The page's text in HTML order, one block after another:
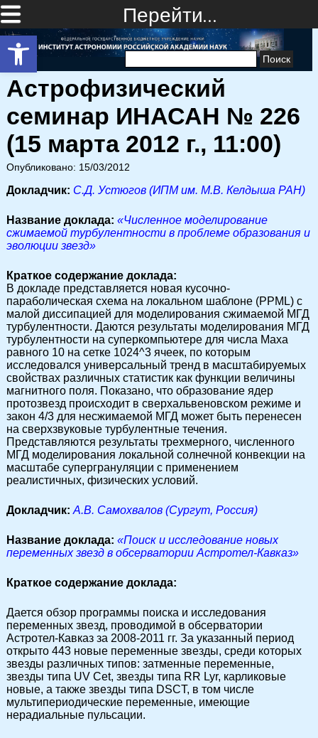
Открыть панель инструментов
Перейти…
Найти:
Астрофизический
семинар ИНАСАН № 226
(15 марта 2012 г., 11:00)
Опубликовано: 15/03/2012
Докладчик: С.Д. Устюгов (ИПМ им. М.В. Келдыша РАН)
Название доклада: «Численное моделирование
сжимаемой турбулентности в проблеме образования и
эволюции звезд»
Краткое содержание доклада:
В докладе представляется новая кусочно-
параболическая схема на локальном шаблоне (PPML) с
малой диссипацией для моделирования сжимаемой МГД
турбулентности. Даются результаты моделирования МГД
турбулентности на суперкомпьютере для числа Маха
равного 10 на сетке 1024^3 ячеек, по которым
исследовался универсальный тренд в масштабируемых
свойствах различных статистик как функции величины
магнитного поля. Показано, что образование ядер
протозвезд происходит в сверхальвеновском режиме и
закон 4/3 для несжимаемой МГД может быть перенесен
на сверхзвуковые турбулентные течения.
Представляются результаты трехмерного, численного
МГД моделирования локальной солнечной конвекции на
масштабе супергрануляции с применением
реалистичных, физических условий.
Докладчик: А.В. Самохвалов (Сургут, Россия)
Название доклада: «Поиск и исследование новых
переменных звезд в обсерватории Астротел-Кавказ»
Краткое содержание доклада:
Дается обзор программы поиска и исследования
переменных звезд, проводимой в обсерватории
Астротел-Кавказ за 2008-2011 гг. За указанный период
открыто 443 новые переменные звезды, среди которых
звезды различных типов: затменные переменные,
звезды типа UV Cet, звезды типа RR Lyr, карликовые
новые, а также звезды типа DSCT, в том числе
мультипериодические переменные, имеющие
нерадиальные пульсации.